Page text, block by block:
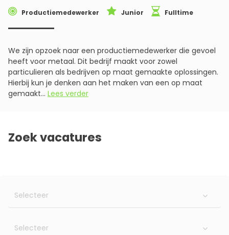
Productiemedewerker Junior Fulltime
We zijn opzoek naar een productiemedewerker die gevoel
heeft voor metaal. Dit bedrijf maakt voor zowel
particulieren als bedrijven op maat gemaakte oplossingen.
Hierbij kun je denken aan het maken van een op maat
gemaakt... Lees verder
Zoek vacatures